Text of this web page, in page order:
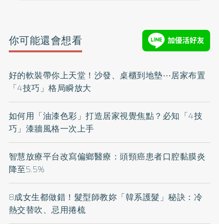
你可能還會想看
好的軟裝帶你上天堂！沙發、桌櫃到地墊⋯居家布置
「4技巧」格局瞬放大
如何用「油漆色彩」打造居家視覺焦點？必知「4技
巧」漆牆風格一次上手
智慧放療平台改寫偏鄉醫療：頭頸癌患者口腔黏膜炎
降至5.5%
8成女生都做錯！髮型師教妳「韓系護髮」秘訣：冷
熱交替吹、忌用捲梳